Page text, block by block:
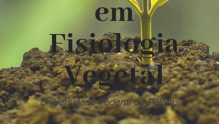
em
Fisiologia
Vegetal
Universidade Federal de Pelotas